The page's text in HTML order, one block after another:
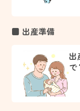
■ 出産準備
出
で